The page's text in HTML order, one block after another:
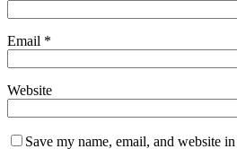
Email *
Website
Save my name, email, and website